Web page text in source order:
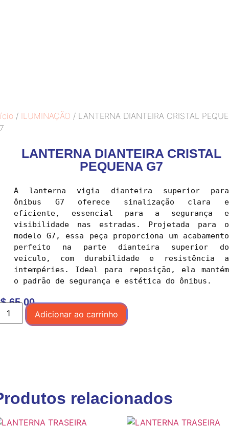
/ ILUMINAÇÃO / LANTERNA DIANTEIRA CRISTAL
LANTERNA DIANTEIRA CRISTAL
PEQUENA G7
A lanterna vigia dianteira superior para
ônibus G7 oferece sinalização clara e
eficiente, essencial para a segurança e
visibilidade nas estradas. Projetada para o
modelo G7, essa peça proporciona um acabamento
perfeito na parte dianteira superior do
veículo, com durabilidade e resistência a
intempéries. Ideal para reposição, ela mantém
o padrão de segurança e estética do ônibus.
65,00
Adicionar ao carrinho
relacionados